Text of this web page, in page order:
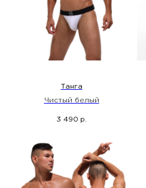
Танга
Чистый белый
3 490 р.